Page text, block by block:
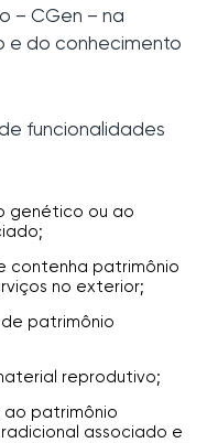
– CGen – na
e do conhecimento
funcionalidades
genético ou ao
contenha patrimônio
no exterior;
patrimônio
reprodutivo;
patrimônio
associado e